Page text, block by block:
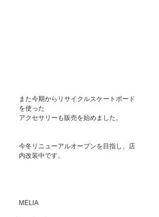
また今期からリサイクルスケートボード
を使った
アクセサリーも販売を始めました。
今冬リニューアルオープンを目指し、店
内改装中です。
MELIA